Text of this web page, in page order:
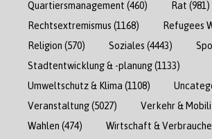
Quartiersmanagement (460) Rat (981)
Rechtsextremismus (1168) Refugees
Religion (570) Soziales (4443)
Stadtentwicklung & -planung(1133)
Umweltschutz & Klima (1108)
Veranstaltung(5027) Verkehr &
Wahlen (474) Wirtschaft &